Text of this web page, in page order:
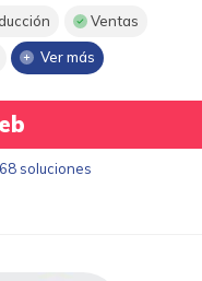
Ventas
Ver más
soluciones